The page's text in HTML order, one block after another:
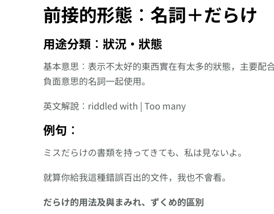
前接的形態︰名詞＋だらけ
用途分類︰狀況‧狀態
基本意思︰表示不太好的東西實在有太多的狀態，主要配
負面意思的名詞一起使用。
英文解說︰riddled with | Too many
例句︰
ミスだらけの書類を持ってきても、私は見ないよ。
就算你給我這種錯誤百出的文件，我也不會看。
だらけ的用法及與まみれ、ずくめ的區別邁進!【思い詰め
る】、以【詰める】